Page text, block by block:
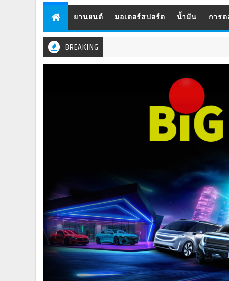
ยานยนต์ มอเตอร์สปอร์ต น้ำมัน การต
BREAKING